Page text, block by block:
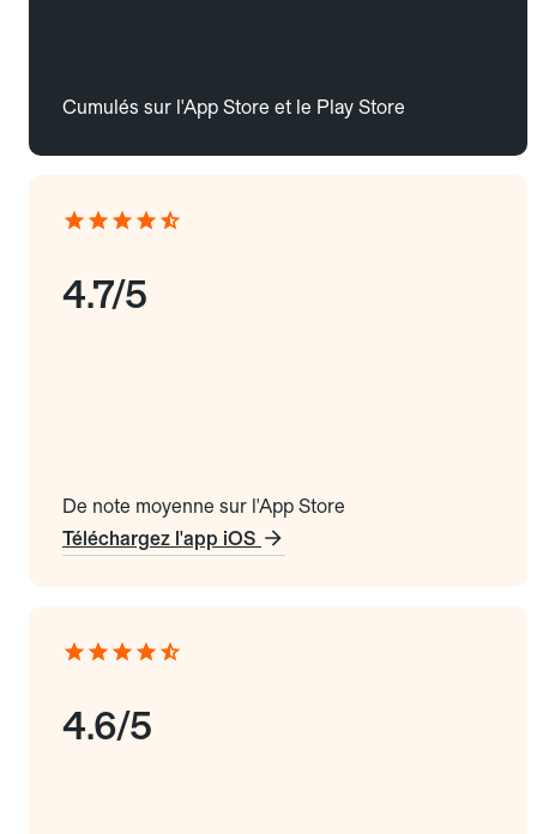
Cumulés sur l'App Store et le Play Store
4.7/5
De note moyenne sur l'App Store
Téléchargez l'app iOS
4.6/5